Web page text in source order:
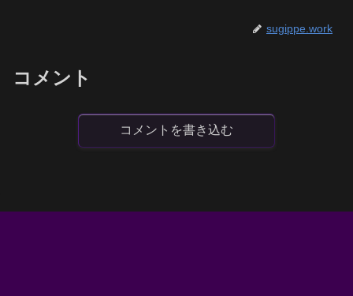
sugippe.work
コメント
コメントを書き込む